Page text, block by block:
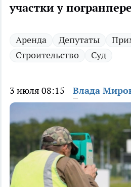
участки у
Аренда Депутаты
Строительство
Суд
3 июля 08:15 Влада